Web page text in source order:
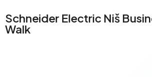
Schneider Electric Niš
Walk